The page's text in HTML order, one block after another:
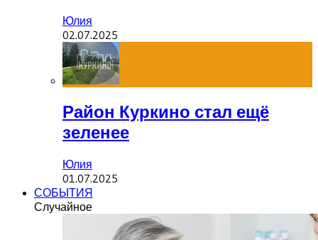
Юлия
02.07.2025
Район Куркино стал ещё
зеленее
Юлия
01.07.2025
СОБЫТИЯ
Случайное